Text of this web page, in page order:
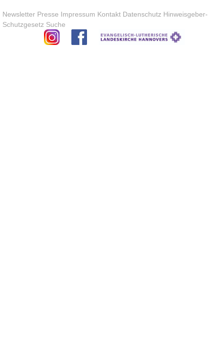
Newsletter Presse Impressum Kontakt Datenschutz Hinweisgeber-
Schutzgesetz Suche